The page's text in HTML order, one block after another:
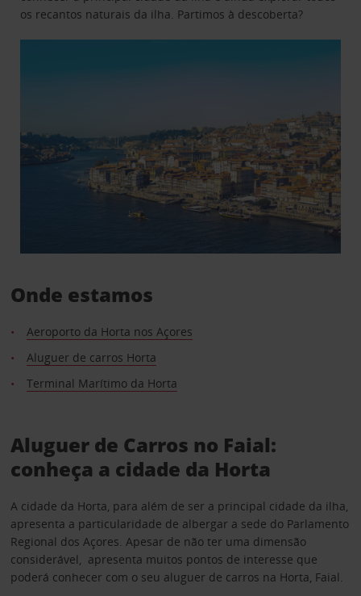
os recantos naturais da ilha. Partimos à descoberta?
Onde estamos
Aeroporto da Horta nos Açores
Aluguer de carros Horta
Terminal Marítimo da Horta
Aluguer de Carros no Faial:
conheça a cidade da Horta
A cidade da Horta, para além de ser a principal cidade da ilha,
apresenta a particularidade de albergar a sede do Parlamento
Regional dos Açores. Apesar de não ter uma dimensão
considerável, apresenta muitos pontos de interesse que
poderá conhecer com o seu aluguer de carros na Horta, Faial.